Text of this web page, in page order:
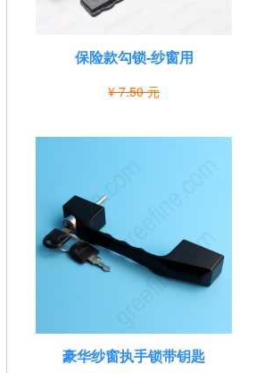
保险款勾锁-纱窗用
¥ 7.50 元
豪华纱窗执手锁带钥匙